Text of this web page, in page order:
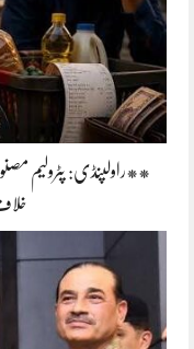
**راولپنڈی: پٹرولیم